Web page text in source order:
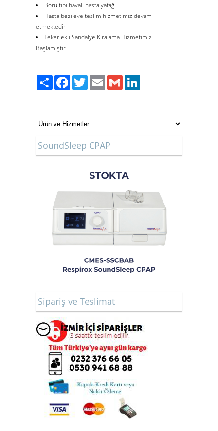
Boru tipi havalı hasta yatağı
Hasta bezi eve teslim hizmetimiz devam
etmektedir
Tekerlekli Sandalye Kiralama Hizmetimiz
Başlamıştır
PaylaşFacebook
TwitterEmailGmail
SoundSleep CPAP
Sipariş ve Teslimat